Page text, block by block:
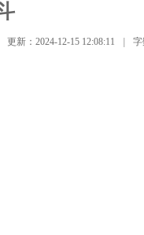
更新：2024-12-15 12:08:11 字